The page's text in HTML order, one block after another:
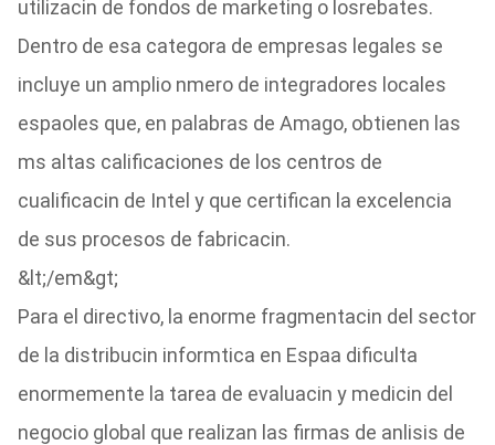
utilizacin de fondos de marketing o losrebates.
Dentro de esa categora de empresas legales se
incluye un amplio nmero de integradores locales
espaoles que, en palabras de Amago, obtienen las
ms altas calificaciones de los centros de
cualificacin de Intel y que certifican la excelencia
de sus procesos de fabricacin.
&lt;/em&gt;
Para el directivo, la enorme fragmentacin del sector
de la distribucin informtica en Espaa dificulta
enormemente la tarea de evaluacin y medicin del
negocio global que realizan las firmas de anlisis de